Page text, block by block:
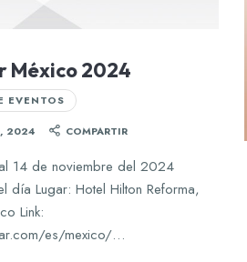
México 2024
EVENTOS
2024 COMPARTIR
14 de noviembre del 2024
día Lugar: Hotel Hilton Reforma,
Link:
es/mexico/…